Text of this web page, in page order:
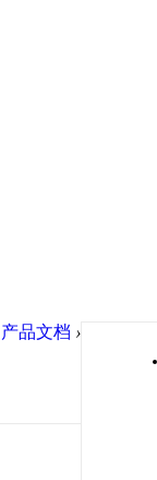
产品文档 ›